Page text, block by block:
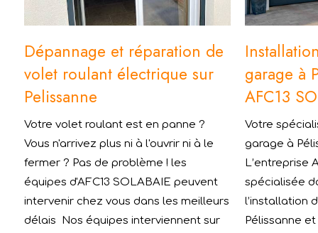
Dépannage et réparation de
volet roulant électrique sur
Pelissanne
Votre volet roulant est en panne ?
Vous n'arrivez plus ni à l'ouvrir ni à le
fermer ? Pas de problème ! les
équipes d'AFC13 SOLABAIE peuvent
intervenir chez vous dans les meilleurs
délais Nos équipes interviennent sur
garage à
AFC13
Votre
garage à
L’entreprise
spécialisée
l’installation
Pélissanne